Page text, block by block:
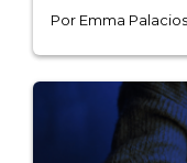
CÓMO
Por Emma Palacios